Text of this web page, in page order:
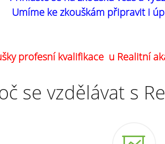
Umíme ke zkouškám připravit i
profesní kvalifikace u Realitní
se vzdělávat s